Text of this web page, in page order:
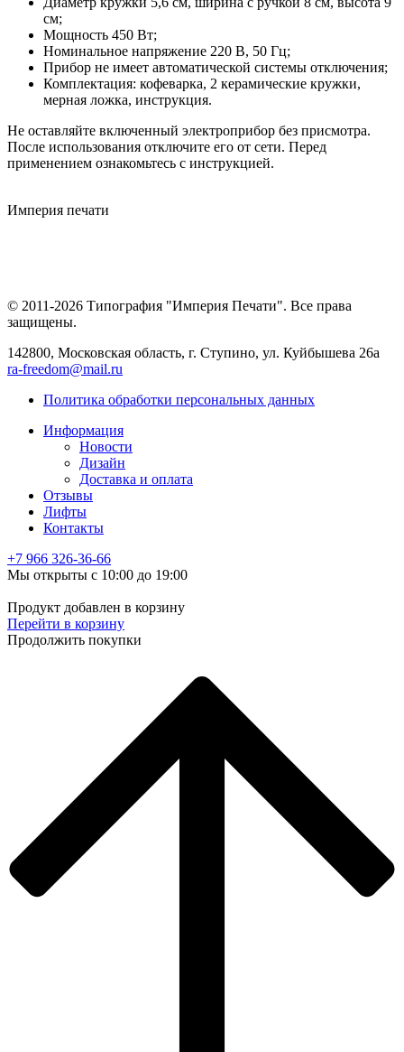
см;
Мощность 450 Вт;
Номинальное напряжение 220 В, 50 Гц;
Прибор не имеет автоматической системы отключения;
Комплектация: кофеварка, 2 керамические кружки,
мерная ложка, инструкция.
Не оставляйте включенный электроприбор без присмотра.
После использования отключите его от сети. Перед
применением ознакомьтесь с инструкцией.
Империя печати
© 2011-2026 Типография "Империя Печати". Все права
защищены.
142800, Московская область, г. Ступино, ул. Куйбышева 26а
ra-freedom@mail.ru
Политика обработки персональных данных
Информация
Новости
Дизайн
Доставка и оплата
Отзывы
Лифты
Контакты
+7 966 326-36-66
Мы открыты с 10:00 до 19:00
Продукт добавлен в корзину
Перейти в корзину
Продолжить покупки